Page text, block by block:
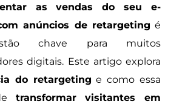
as vendas do seu e-
anúncios de retargeting é
chave para muitos
digitais. Este artigo explora
do retargeting e como essa
transformar visitantes em